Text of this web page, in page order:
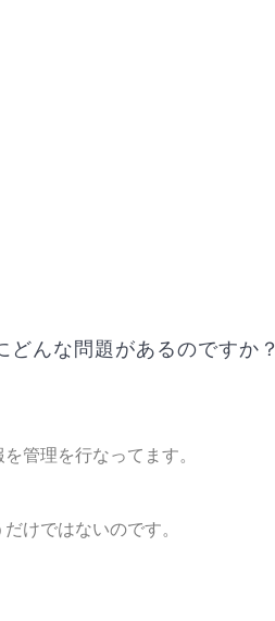
んな問題があるのですか？
管理を行なってます。
けではないのです。